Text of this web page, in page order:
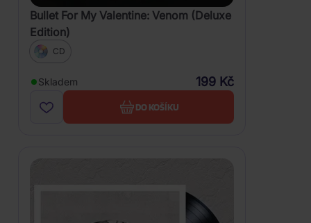
Bullet For My Valentine: Venom (Deluxe
Edition)
CD
Skladem 199 Kč
DO KOŠÍKU